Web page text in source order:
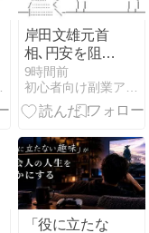
ジン
岸田文雄元首
相､円安を阻止
するために日
米の通貨当局
が実施した為
しのぎに過ぎ
ない｣との認識
を示す
9時間前
初心者向け副業アフィリエイト情報館 InfoShop
「役に立たな